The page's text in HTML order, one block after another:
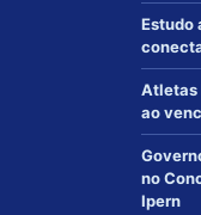
Estudo
Atletas
ao
no
Ipern